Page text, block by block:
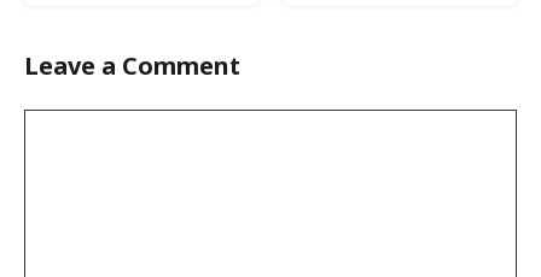
Leave a Comment